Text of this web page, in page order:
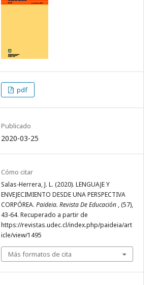
pdf
Publicado
2020-03-25
Cómo citar
Salas-Herrera, J. L. (2020). LENGUAJE Y
ENVEJECIMIENTO DESDE UNA PERSPECTIVA
CORPÓREA. Paideia. Revista De Educación , (57),
43-64. Recuperado a partir de
https://revistas.udec.cl/index.php/paideia/art
icle/view/1495
Más formatos de cita